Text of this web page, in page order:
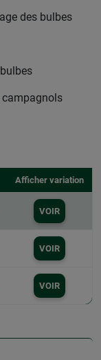
des bulbes
campagnols
Afficher variation
VOIR
VOIR
VOIR